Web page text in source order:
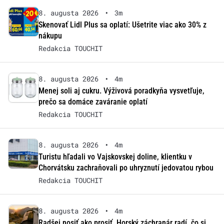
8. augusta 2026 •
3m
Skenovať Lidl Plus sa oplatí: Ušetrite viac ako 30% z
nákupu
Redakcia TOUCHIT
8. augusta 2026 •
4m
Menej soli aj cukru. Výživová poradkyňa vysvetľuje,
prečo sa domáce zaváranie oplatí
Redakcia TOUCHIT
8. augusta 2026 •
4m
Turistu hľadali vo Vajskovskej doline, klientku v
Chorvátsku zachraňovali po uhryznutí jedovatou rybou
Redakcia TOUCHIT
8. augusta 2026 •
4m